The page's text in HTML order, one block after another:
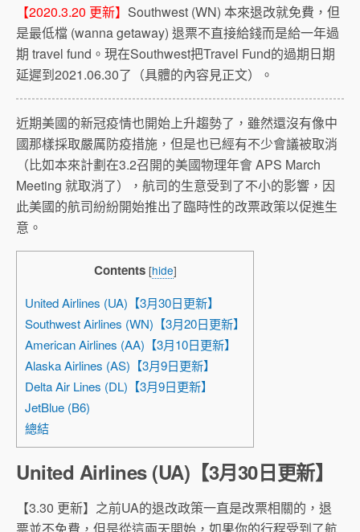
【2020.3.20 更新】 Southwest (WN) 本來退改就免費，但
是最低檔 (wanna getaway) 退票不直接給錢而是給一年過
期 travel fund。現在Southwest把Travel Fund的過期日期
延遲到2021.06.30了（具體的內容見正文）。
近期美國的新冠疫情也開始上升趨勢了，雖然還沒有像中
國那樣採取嚴厲防疫措施，但是也已經有不少會議被取消
（比如本來計劃在3.2召開的美國物理年會 APS March
Meeting 就取消了），航司的生意受到了不小的影響，因
此美國的航司紛紛開始推出了臨時性的改票政策以促進生
意。
Contents [hide]
United Airlines (UA)【3月30日更新】
Southwest Airlines (WN)【3月20日更新】
American Airlines (AA)【3月10日更新】
Alaska Airlines (AS)【3月9日更新】
Delta Air Lines (DL)【3月9日更新】
JetBlue (B6)
總結
United Airlines (UA)【3月30日更新】
【3.30 更新】之前UA的退改政策一直是改票相關的，退